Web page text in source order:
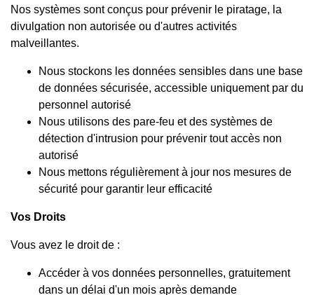
Nos systèmes sont conçus pour prévenir le piratage, la
divulgation non autorisée ou d'autres activités
malveillantes.
Nous stockons les données sensibles dans une base
de données sécurisée, accessible uniquement par du
personnel autorisé
Nous utilisons des pare-feu et des systèmes de
détection d'intrusion pour prévenir tout accès non
autorisé
Nous mettons régulièrement à jour nos mesures de
sécurité pour garantir leur efficacité
Vos Droits
Vous avez le droit de :
Accéder à vos données personnelles, gratuitement
dans un délai d'un mois après demande